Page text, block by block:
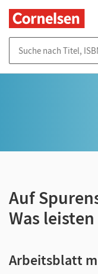
Auf
Was
Arbeitsblatt